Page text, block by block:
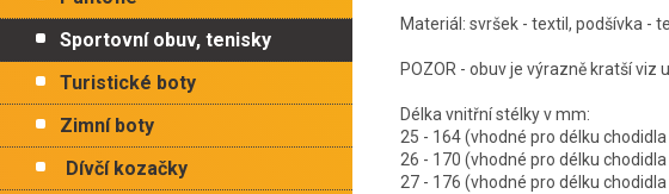
Sportovní obuv, tenisky
Turistické boty
Zimní boty
Dívčí kozačky
Materiál: svršek - textil, podšívka -
POZOR - obuv je výrazně kratší viz
Délka vnitřní stélky v
25 - 164 (vhodné pro délku
26 - 170 (vhodné pro délku
27 - 176 (vhodné pro délku